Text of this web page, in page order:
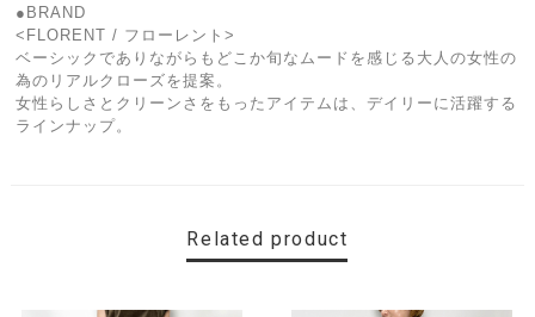
●BRAND
<FLORENT / フローレント>
ベーシックでありながらもどこか旬なムードを感じる大人の女性の
為のリアルクローズを提案。
女性らしさとクリーンさをもったアイテムは、デイリーに活躍する
ラインナップ。
Related product